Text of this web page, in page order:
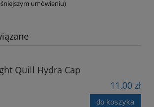
umówieniu)
Quill Hydra Cap
11,00 zł
do koszyka